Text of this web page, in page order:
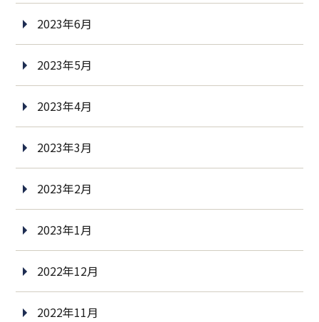
2023年6月
2023年5月
2023年4月
2023年3月
2023年2月
2023年1月
2022年12月
2022年11月